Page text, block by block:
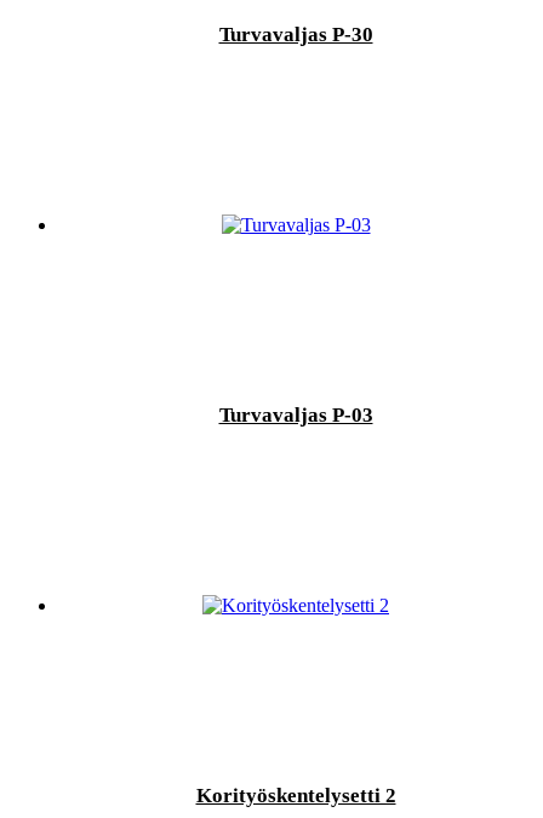
Turvavaljas P-30
Turvavaljas P-03
Korityöskentelysetti 2